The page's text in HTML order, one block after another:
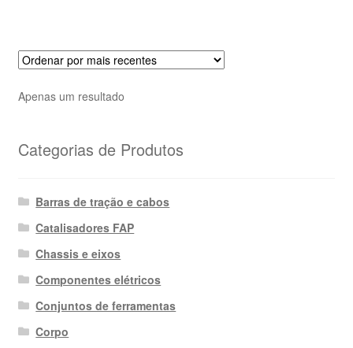
Apenas um resultado
Categorias de Produtos
Barras de tração e cabos
Catalisadores FAP
Chassis e eixos
Componentes elétricos
Conjuntos de ferramentas
Corpo